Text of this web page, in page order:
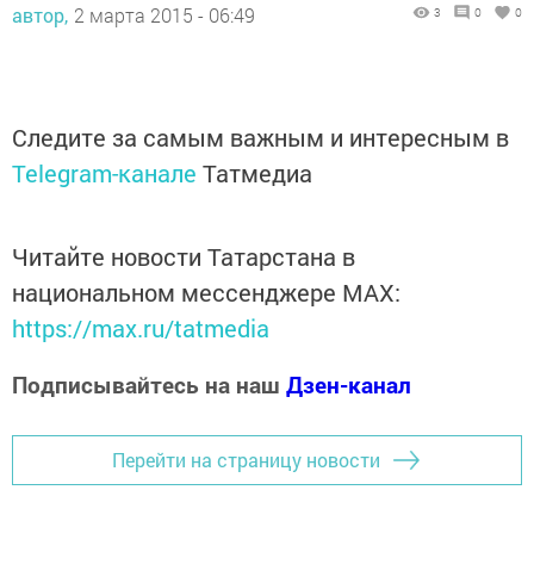
автор, 2 марта 2015 - 06:49 3 0 0
Следите за самым важным и интересным в
Telegram-канале Татмедиа
Читайте новости Татарстана в
национальном мессенджере MАХ:
https://max.ru/tatmedia
Подписывайтесь на наш Дзен-канал
Перейти на страницу новости